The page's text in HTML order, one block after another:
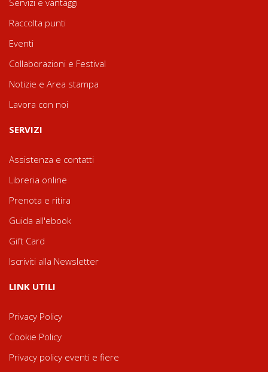
Servizi e vantaggi
Raccolta punti
Eventi
Collaborazioni e Festival
Notizie e Area stampa
Lavora con noi
SERVIZI
Assistenza e contatti
Libreria online
Prenota e ritira
Guida all'ebook
Gift Card
Iscriviti alla Newsletter
LINK UTILI
Privacy Policy
Cookie Policy
Privacy policy eventi e fiere